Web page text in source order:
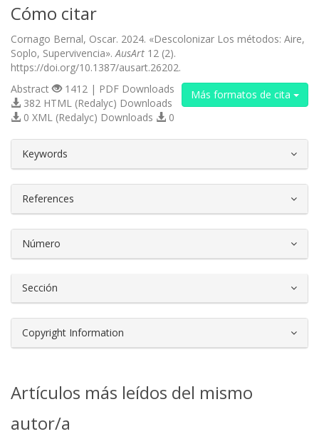
Cómo citar
Cornago Bernal, Oscar. 2024. «Descolonizar Los métodos: Aire,
Soplo, Supervivencia».AusArt 12 (2).
https://doi.org/10.1387/ausart.26202.
Más formatos de cita
Abstract
1412 | PDF Downloads
382 HTML (Redalyc) Downloads
0 XML (Redalyc) Downloads
0
Keywords
References
Número
Sección
Copyright Information
Artículos más leídos del mismo
autor/a